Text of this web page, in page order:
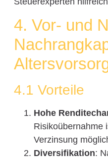
4. Vor- und
4.1 Vorteile
Hohe
Risikoübernahme
Verzinsung
Diversifikation: